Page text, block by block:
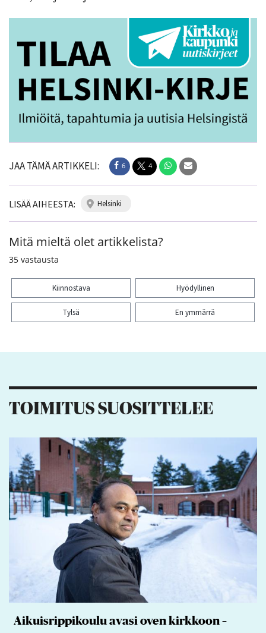
JAA TÄMÄ ARTIKKELI: 6 4
LISÄÄ AIHEESTA: helsinki
Mitä mieltä olet artikkelista?
35 vastausta
Kiinnostava Hyödyllinen
Tylsä En ymmärrä
TOIMITUS SUOSITTELEE
Aikuisrippikoulu avasi oven kirkkoon –